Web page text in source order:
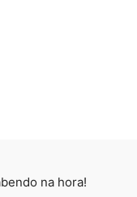
na hora!